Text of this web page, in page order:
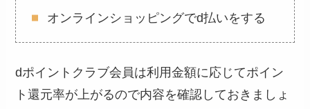
オンラインショッピングでd払いをする
dポイントクラブ会員は利用金額に応じてポイン
ト還元率が上がるので内容を確認しておきましょ